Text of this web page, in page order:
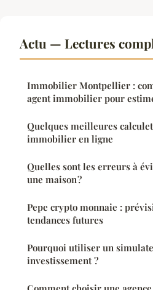
Actu — Lectures
Immobilier Montpellier :
agent immobilier pour
Quelques meilleures
immobilier en ligne
Quelles sont les erreurs à
une maison ?
Pepe crypto monnaie :
tendances futures
Pourquoi utiliser un
investissement ?